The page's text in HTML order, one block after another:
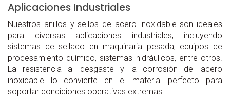
Aplicaciones Industriales
Nuestros anillos y sellos de acero inoxidable son ideales
para diversas aplicaciones industriales, incluyendo
sistemas de sellado en maquinaria pesada, equipos de
procesamiento químico, sistemas hidráulicos, entre otros.
La resistencia al desgaste y la corrosión del acero
inoxidable lo convierte en el material perfecto para
soportar condiciones operativas extremas.